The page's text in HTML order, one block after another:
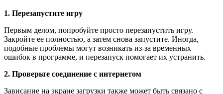
1. Перезапустите игру
Первым делом, попробуйте просто перезапустить игру.
Закройте ее полностью, а затем снова запустите. Иногда,
подобные проблемы могут возникать из-за временных
ошибок в программе, и перезапуск помогает их устранить.
2. Проверьте соединение с интернетом
Зависание на экране загрузки также может быть связано с